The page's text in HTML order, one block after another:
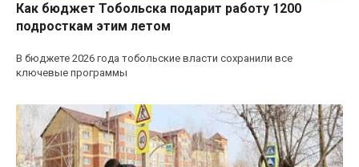
Как бюджет Тобольска подарит работу 1200
подросткам этим летом
В бюджете 2026 года тобольские власти сохранили все
ключевые программы